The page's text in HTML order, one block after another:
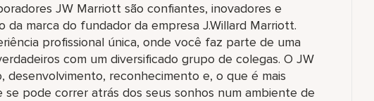
JW Marriott são confiantes, inovadores e
marca do fundador da empresa J.Willard Marriott.
profissional única, onde você faz parte de uma
com um diversificado grupo de colegas. O JW
reconhecimento e, o que é mais
pode correr atrás dos seus sonhos num ambiente de